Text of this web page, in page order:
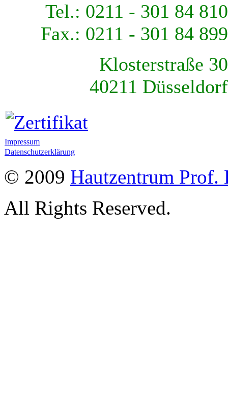
Tel.: 0211 - 301 84 810
Fax.: 0211 - 301 84 899
Klosterstraße 30
40211 Düsseldorf
Impressum
Datenschutzerklärung
© 2009 Hautzentrum Prof.
All Rights Reserved.